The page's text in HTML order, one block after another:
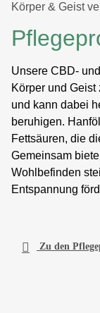
Körper & Geist
Unsere CBD-
Körper und
und kann dabei
beruhigen.
Fettsäuren, die
Gemeinsam
Wohlbefinden
Entspannung
 Zu den